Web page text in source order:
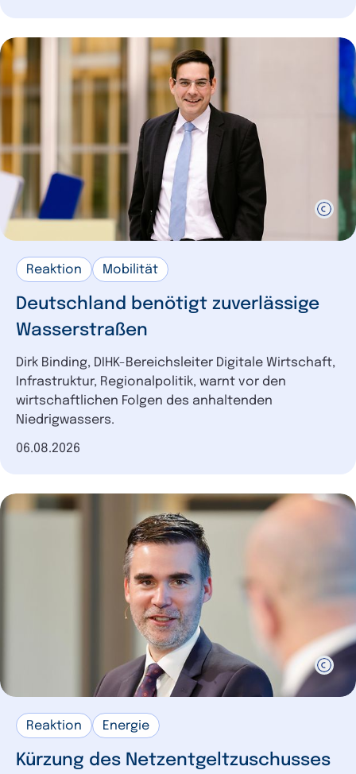
Reaktion Mobilität
Deutschland benötigt zuverlässige
Wasserstraßen
Dirk Binding, DIHK-Bereichsleiter Digitale Wirtschaft,
Infrastruktur, Regionalpolitik, warnt vor den
wirtschaftlichen Folgen des anhaltenden
Niedrigwassers.
Datum der Veröffentlichung
06.08.2026
Reaktion Energie
Kürzung des Netzentgeltzuschusses